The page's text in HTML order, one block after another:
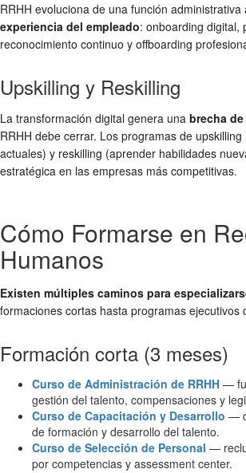
RRHH evoluciona de una función administrativa
experiencia del empleado: onboarding digital,
reconocimiento continuo y offboarding
Upskilling y Reskilling
La transformación digital genera una brecha
RRHH debe cerrar. Los programas de
actuales) y reskilling (aprender habilidades
estratégica en las empresas más competitivas.
Cómo Formarse en
Humanos
Existen múltiples caminos para
formaciones cortas hasta programas ejecutivos
Formación corta (3 meses)
Curso de Administración de RRHH —
gestión del talento, compensaciones y
Curso de Capacitación y Desarrollo —
de formación y desarrollo del talento.
Curso de Selección de Personal —
por competencias y assessment center.